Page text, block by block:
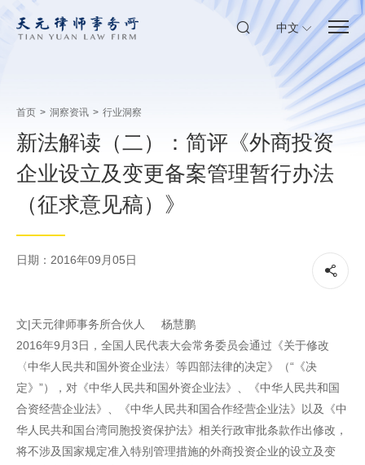
中文
首页 > 洞察资讯 > 行业洞察
新法解读（二）：简评《外商投资
企业设立及变更备案管理暂行办法
（征求意见稿）》
日期：2016年09月05日
文|天元律师事务所合伙人 杨慧鹏
2016年9月3日，全国人民代表大会常务委员会通过《关于修改
〈中华人民共和国外资企业法〉等四部法律的决定》（“《决
定》”），对《中华人民共和国外资企业法》、《中华人民共和国
合资经营企业法》、《中华人民共和国合作经营企业法》以及《中
华人民共和国台湾同胞投资保护法》相关行政审批条款作出修改，
将不涉及国家规定准入特别管理措施的外商投资企业的设立及变